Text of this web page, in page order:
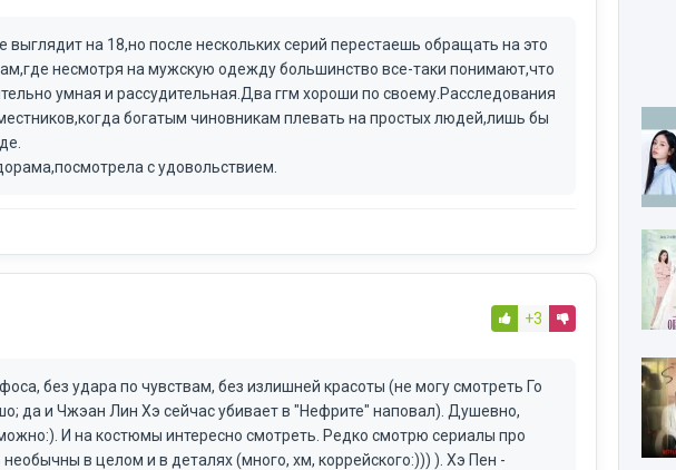
выглядит на 18,но после нескольких серий перестаешь обращать на это
несмотря на мужскую одежду большинство все-таки понимают,что
умная и рассудительная.Два ггм хороши по своему.Расследования
богатым чиновникам плевать на простых людей,лишь бы
с удовольствием.
+3
без удара по чувствам, без излишней красоты (не могу смотреть Го
да и Чжэан Лин Хэ сейчас убивает в "Нефрите" наповал). Душевно,
И на костюмы интересно смотреть. Редко смотрю сериалы про
в целом и в деталях (много, хм, коррейского:))) ). Хэ Пен -